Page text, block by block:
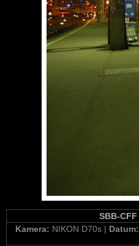
SBB-
Kamera: NIKON D70s | Datum: